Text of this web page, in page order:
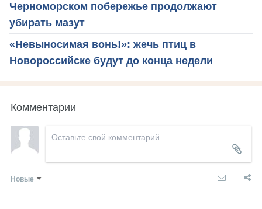
Черноморском побережье продолжают
убирать мазут
«Невыносимая вонь!»: жечь птиц в
Новороссийске будут до конца недели
Комментарии
Новые